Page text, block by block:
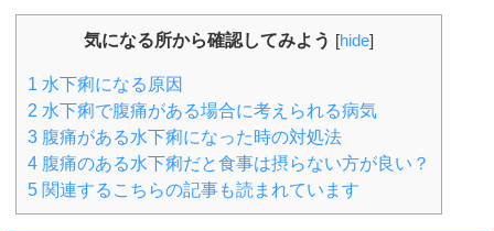
気になる所から確認してみよう [hide]
1 水下痢になる原因
2 水下痢で腹痛がある場合に考えられる病気
3 腹痛がある水下痢になった時の対処法
4 腹痛のある水下痢だと食事は摂らない方が良い？
5 関連するこちらの記事も読まれています